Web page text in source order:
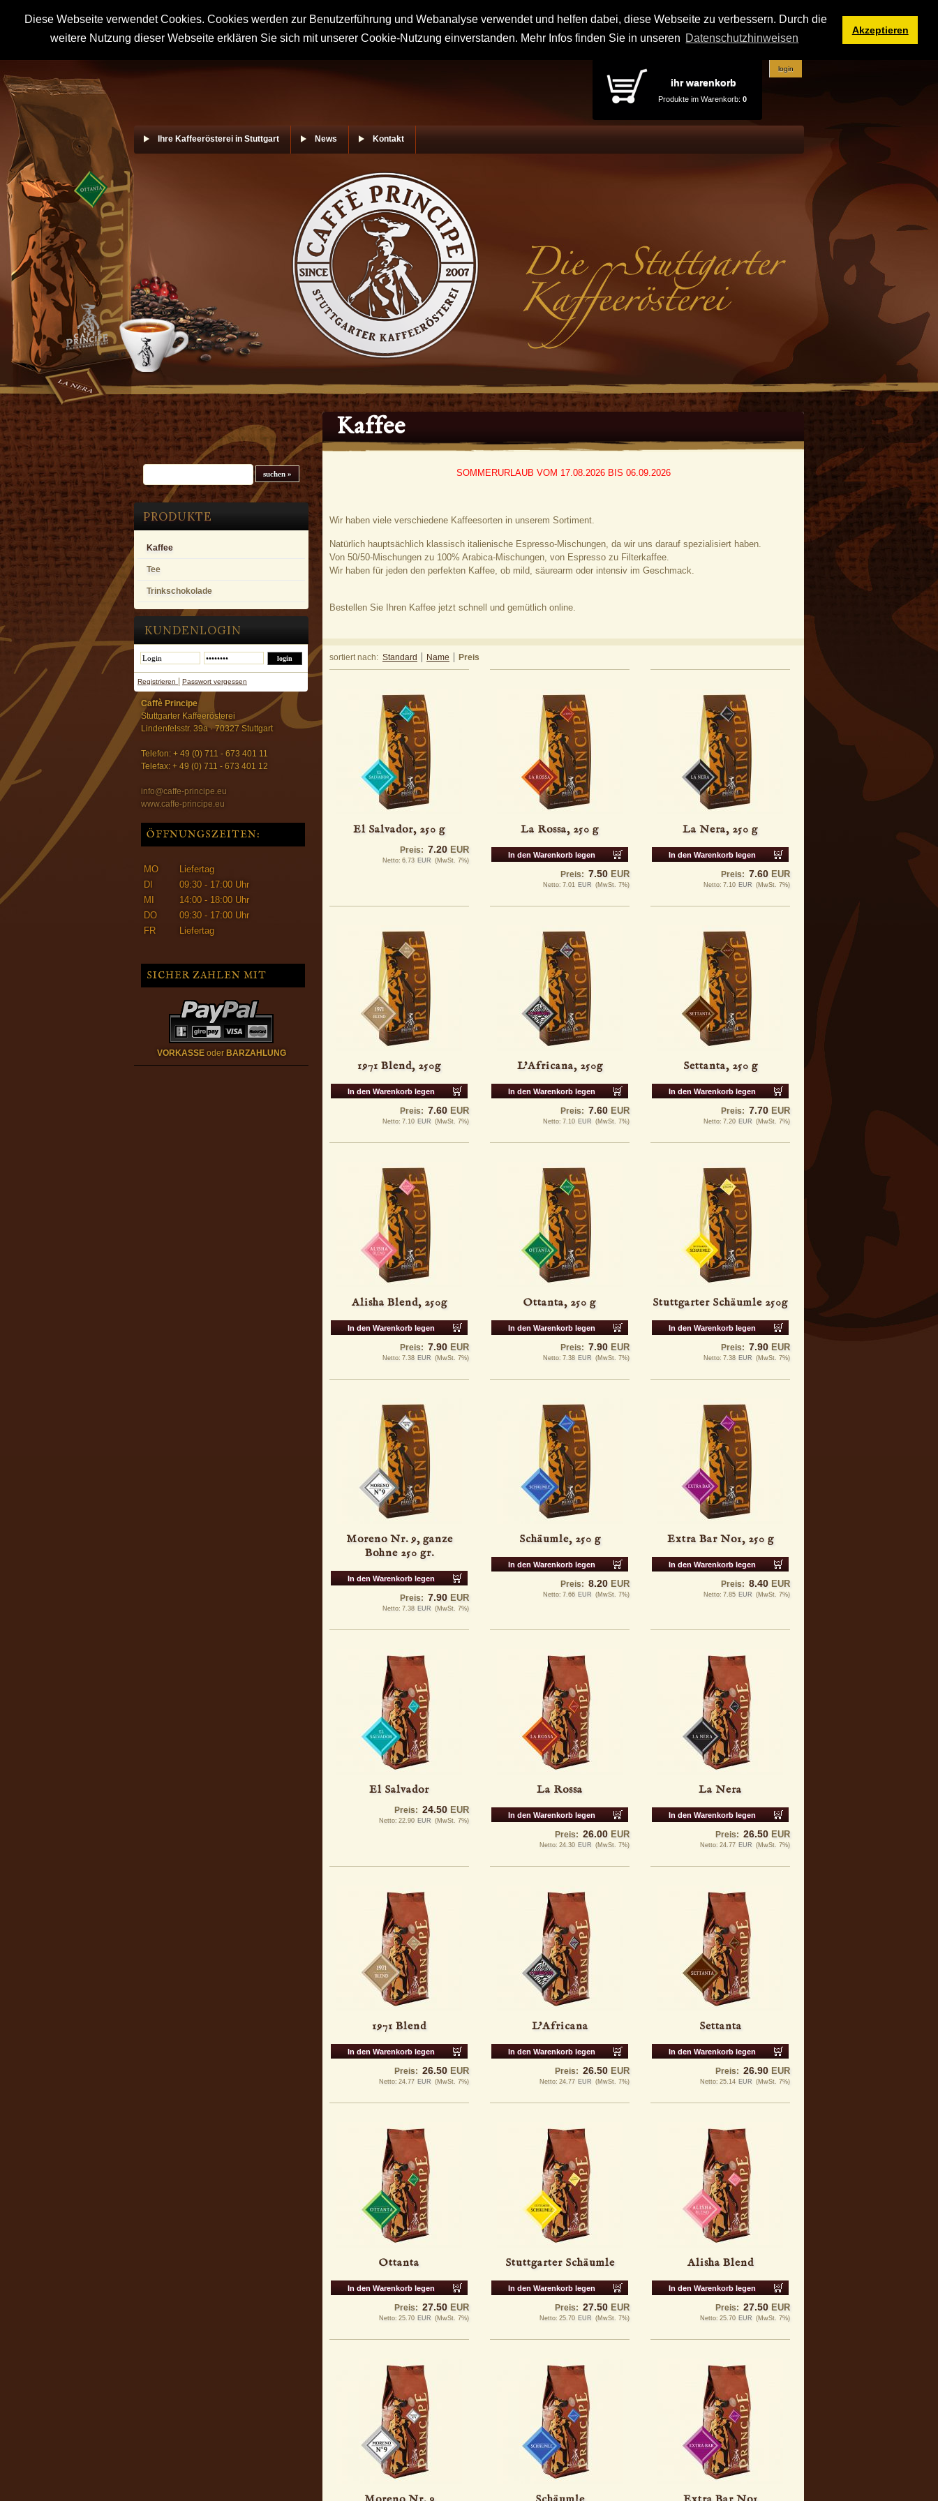
Diese Webseite verwendet Cookies. Cookies werden zur Benutzerführung und Webanalyse verwendet und helfen dabei, diese Webseite zu verbessern. Durch die
weitere Nutzung dieser Webseite erklären Sie sich mit unserer Cookie-Nutzung einverstanden. Mehr Infos finden Sie in unseren Datenschutzhinweisen
Akzeptieren
ihr warenkorb
Produkte im Warenkorb: 0
login
Ihre Kaffeerösterei in Stuttgart News Kontakt
Suchfeld
PRODUKTE
Kaffee
Tee
Trinkschokolade
KUNDENLOGIN
Registrieren Passwort vergessen
Caffè Principe
Stuttgarter Kaffeerösterei
Lindenfelsstr. 39a · 70327 Stuttgart
Telefon: + 49 (0) 711 - 673 401 11
Telefax: + 49 (0) 711 - 673 401 12
info@caffe-principe.eu
www.caffe-principe.eu
ÖFFNUNGSZEITEN:
MO
Liefertag
DI
09:30 - 17:00 Uhr
MI
14:00 - 18:00 Uhr
DO
09:30 - 17:00 Uhr
FR
Liefertag
SICHER ZAHLEN MIT
VORKASSE oder BARZAHLUNG
Kaffee
SOMMERURLAUB VOM 17.08.2026 BIS 06.09.2026
Wir haben viele verschiedene Kaffeesorten in unserem Sortiment.
Natürlich hauptsächlich klassisch italienische Espresso-Mischungen, da wir uns darauf spezialisiert haben.
Von 50/50-Mischungen zu 100% Arabica-Mischungen, von Espresso zu Filterkaffee.
Wir haben für jeden den perfekten Kaffee, ob mild, säurearm oder intensiv im Geschmack.
Bestellen Sie Ihren Kaffee jetzt schnell und gemütlich online.
sortiert nach: Standard Name Preis
El Salvador, 250 g
Preis: 7.20 EUR
Netto: 6.73 EUR (MwSt. 7%)
La Rossa, 250 g
In den Warenkorb legen
Preis: 7.50 EUR
Netto: 7.01 EUR (MwSt. 7%)
La Nera, 250 g
In den Warenkorb legen
Preis: 7.60 EUR
Netto: 7.10 EUR (MwSt. 7%)
1971 Blend, 250g
In den Warenkorb legen
Preis: 7.60 EUR
Netto: 7.10 EUR (MwSt. 7%)
L'Africana, 250g
In den Warenkorb legen
Preis: 7.60 EUR
Netto: 7.10 EUR (MwSt. 7%)
Settanta, 250 g
In den Warenkorb legen
Preis: 7.70 EUR
Netto: 7.20 EUR (MwSt. 7%)
Alisha Blend, 250g
In den Warenkorb legen
Preis: 7.90 EUR
Netto: 7.38 EUR (MwSt. 7%)
Ottanta, 250 g
In den Warenkorb legen
Preis: 7.90 EUR
Netto: 7.38 EUR (MwSt. 7%)
Stuttgarter Schäumle 250g
In den Warenkorb legen
Preis: 7.90 EUR
Netto: 7.38 EUR (MwSt. 7%)
Moreno Nr. 9, ganze
Bohne 250 gr.
In den Warenkorb legen
Preis: 7.90 EUR
Netto: 7.38 EUR (MwSt. 7%)
Schäumle, 250 g
In den Warenkorb legen
Preis: 8.20 EUR
Netto: 7.66 EUR (MwSt. 7%)
Extra Bar No1, 250 g
In den Warenkorb legen
Preis: 8.40 EUR
Netto: 7.85 EUR (MwSt. 7%)
El Salvador
Preis: 24.50 EUR
Netto: 22.90 EUR (MwSt. 7%)
La Rossa
In den Warenkorb legen
Preis: 26.00 EUR
Netto: 24.30 EUR (MwSt. 7%)
La Nera
In den Warenkorb legen
Preis: 26.50 EUR
Netto: 24.77 EUR (MwSt. 7%)
1971 Blend
In den Warenkorb legen
Preis: 26.50 EUR
Netto: 24.77 EUR (MwSt. 7%)
L'Africana
In den Warenkorb legen
Preis: 26.50 EUR
Netto: 24.77 EUR (MwSt. 7%)
Settanta
In den Warenkorb legen
Preis: 26.90 EUR
Netto: 25.14 EUR (MwSt. 7%)
Ottanta
In den Warenkorb legen
Preis: 27.50 EUR
Netto: 25.70 EUR (MwSt. 7%)
Stuttgarter Schäumle
In den Warenkorb legen
Preis: 27.50 EUR
Netto: 25.70 EUR (MwSt. 7%)
Alisha Blend
In den Warenkorb legen
Preis: 27.50 EUR
Netto: 25.70 EUR (MwSt. 7%)